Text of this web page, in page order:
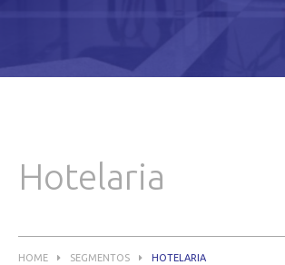
Hotelaria
HOME SEGMENTOS HOTELARIA